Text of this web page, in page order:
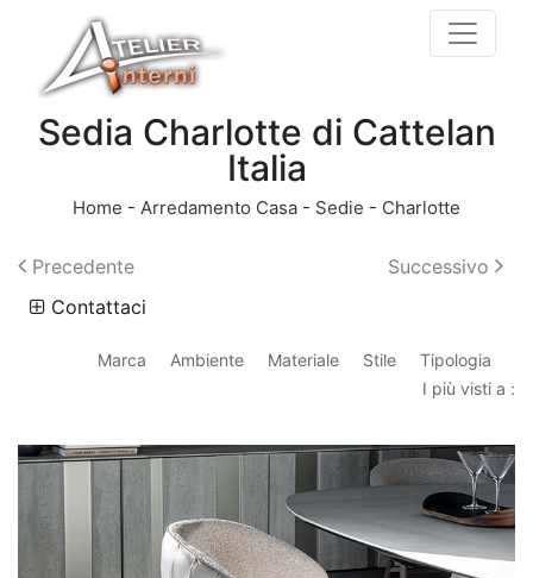
Sedia Charlotte di Cattelan
Italia
Home - Arredamento Casa - Sedie - Charlotte
Precedente
Successivo
Contattaci
Marca Ambiente Materiale Stile
Tipologia
I più visti a :